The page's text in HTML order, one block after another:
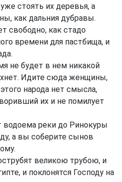
стоять их деревья, а
как дальния дубравы.
свободно, как стадо
времени для пастбища, и
не будет в нем никакой
Идите сюда женщины,
народа нет смысла,
их и не помилует
водоема реки до Ринокуры
а вы соберите сынов
великою трубою, и
и поклонятся Господу на